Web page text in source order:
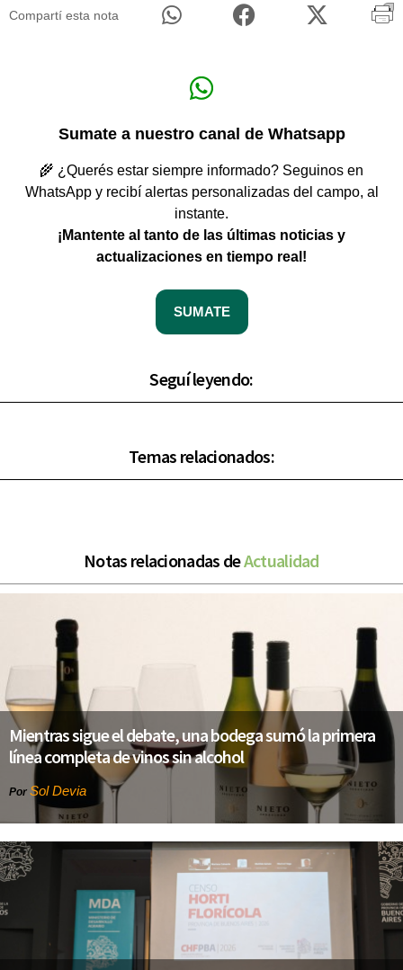
Compartí esta nota
Sumate a nuestro canal de Whatsapp
🌾 ¿Querés estar siempre informado? Seguinos en
WhatsApp y recibí alertas personalizadas del campo, al
instante.
¡Mantente al tanto de las últimas noticias y
actualizaciones en tiempo real!
SUMATE
Seguí leyendo:
Temas relacionados:
Notas relacionadas deActualidad
Mientras sigue el debate, una bodega sumó la primera
línea completa de vinos sin alcohol
Por Sol Devia